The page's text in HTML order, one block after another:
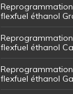
flexfuel éthanol
flexfuel éthanol
flexfuel éthanol